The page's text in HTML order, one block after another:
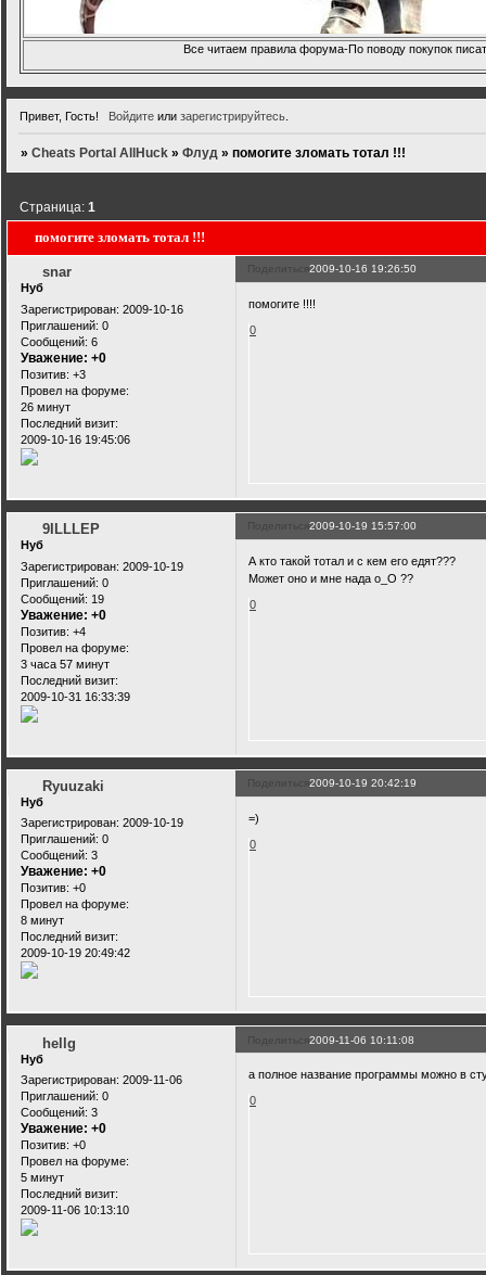
Все читаем правила форума-По поводу покупок
Привет, Гость! Войдитеили зарегистрируйтесь.
»Cheats Portal AllHuck »Флуд »помогите зломать тотал !!!
помогите зломать тотал !!!
Страница:1
Поделиться2009-10-16 19:26:50
snar
Нуб
Зарегистрирован: 2009-10-16
Приглашений: 0
Сообщений: 6
Уважение: +0
Позитив: +3
Провел на форуме:
26 минут
Последний визит:
2009-10-16 19:45:06
помогите !!!!
0
Поделиться2009-10-19 15:57:00
9ILLLEP
Нуб
Зарегистрирован: 2009-10-19
Приглашений: 0
Сообщений: 19
Уважение: +0
Позитив: +4
Провел на форуме:
3 часа 57 минут
Последний визит:
2009-10-31 16:33:39
А кто такой тотал и с кем его едят???
Может оно и мне нада о_О ??
0
Поделиться2009-10-19 20:42:19
Ryuuzaki
Нуб
Зарегистрирован: 2009-10-19
Приглашений: 0
Сообщений: 3
Уважение: +0
Позитив: +0
Провел на форуме:
8 минут
Последний визит:
2009-10-19 20:49:42
=)
0
Поделиться2009-11-06 10:11:08
hellg
Нуб
Зарегистрирован: 2009-11-06
Приглашений: 0
Сообщений: 3
Уважение: +0
Позитив: +0
Провел на форуме:
5 минут
Последний визит:
2009-11-06 10:13:10
а полное название программы можно в
0